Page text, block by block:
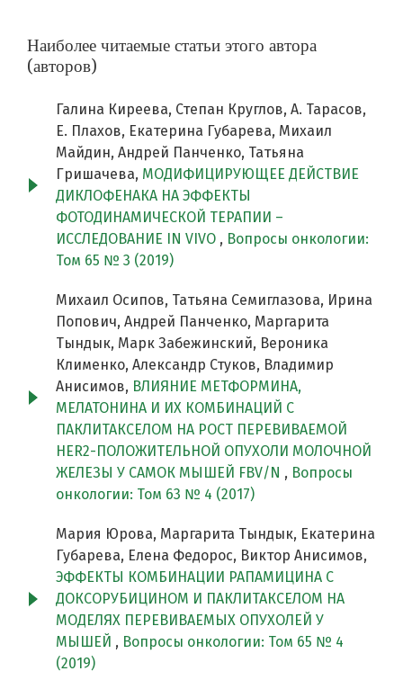
Наиболее читаемые статьи этого автора
(авторов)
Галина Киреева, Степан Круглов, А. Тарасов,
Е. Плахов, Екатерина Губарева, Михаил
Майдин, Андрей Панченко, Татьяна
Гришачева, МОДИФИЦИРУЮЩЕЕ ДЕЙСТВИЕ
ДИКЛОФЕНАКА НА ЭФФЕКТЫ
ФОТОДИНАМИЧЕСКОЙ ТЕРАПИИ –
ИССЛЕДОВАНИЕ IN VIVO , Вопросы онкологии:
Том 65 № 3 (2019)
Михаил Осипов, Татьяна Семиглазова, Ирина
Попович, Андрей Панченко, Маргарита
Тындык, Марк Забежинский, Вероника
Клименко, Александр Стуков, Владимир
Анисимов, ВЛИЯНИЕ МЕТФОРМИНА,
МЕЛАТОНИНА И ИХ КОМБИНАЦИЙ С
ПАКЛИТАКСЕЛОМ НА РОСТ ПЕРЕВИВАЕМОЙ
HER2-ПОЛОЖИТЕЛЬНОЙ ОПУХОЛИ МОЛОЧНОЙ
ЖЕЛЕЗЫ У САМОК МЫШЕЙ FBV/N , Вопросы
онкологии: Том 63 № 4 (2017)
Мария Юрова, Маргарита Тындык, Екатерина
Губарева, Елена Федорос, Виктор Анисимов,
ЭФФЕКТЫ КОМБИНАЦИИ РАПАМИЦИНА С
ДОКСОРУБИЦИНОМ И ПАКЛИТАКСЕЛОМ НА
МОДЕЛЯХ ПЕРЕВИВАЕМЫХ ОПУХОЛЕЙ У
МЫШЕЙ , Вопросы онкологии: Том 65 № 4
(2019)